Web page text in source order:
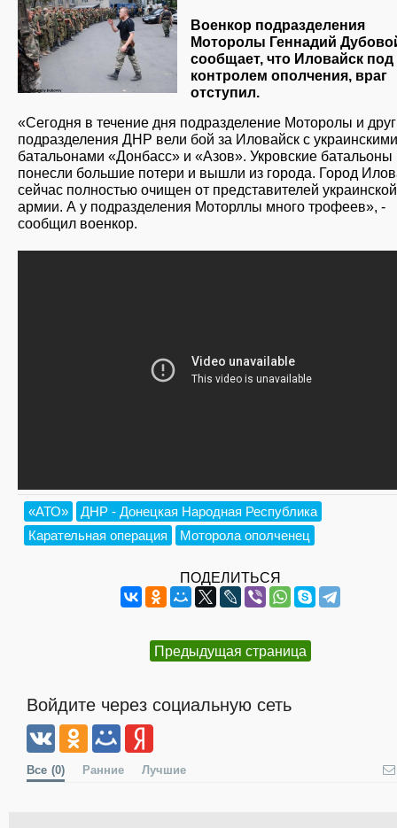
Военкор подразделения
Моторолы Геннадий
сообщает, что Иловайск под
контролем ополчения, враг
отступил.
«Сегодня в течение дня подразделение Моторолы и
подразделения ДНР вели бой за Иловайск с украинскими
батальонами «Донбасс» и «Азов». Укровские батальоны
понесли большие потери и вышли из города. Город
сейчас полностью очищен от представителей украинской
армии. А у подразделения Моторллы много трофеев», -
сообщил военкор.
«АТО»
ДНР - Донецкая Народная Республика
Карательная операция
Моторола ополченец
ПОДЕЛИТЬСЯ
Предыдущая страница
Войдите через социальную сеть
Все (0) Ранние Лучшие